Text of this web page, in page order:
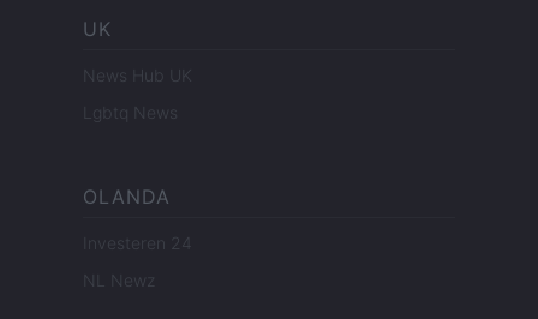
UK
News Hub UK
Lgbtq News
OLANDA
Investeren 24
NL Newz